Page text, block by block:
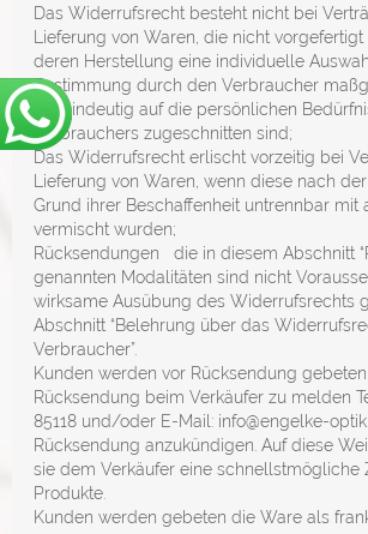
Das Widerrufsrecht besteht nicht bei
Lieferung von Waren, die nicht
deren Herstellung eine individuelle
Bestimmung durch den Verbraucher
die eindeutig auf die persönlichen
Verbrauchers zugeschnitten sind;
Das Widerrufsrecht erlischt vorzeitig bei
Lieferung von Waren, wenn diese nach
Grund ihrer Beschaffenheit untrennbar mit
vermischt wurden;
Rücksendungen die in diesem Abschnitt
genannten Modalitäten sind nicht
wirksame Ausübung des Widerrufsrechts
Abschnitt “Belehrung über das
Verbraucher”.
Kunden werden vor Rücksendung
Rücksendung beim Verkäufer zu melden
85118 und/oder E-Mail: info@engelke-
Rücksendung anzukündigen. Auf diese
sie dem Verkäufer eine schnellstmögliche
Produkte.
Kunden werden gebeten die Ware als